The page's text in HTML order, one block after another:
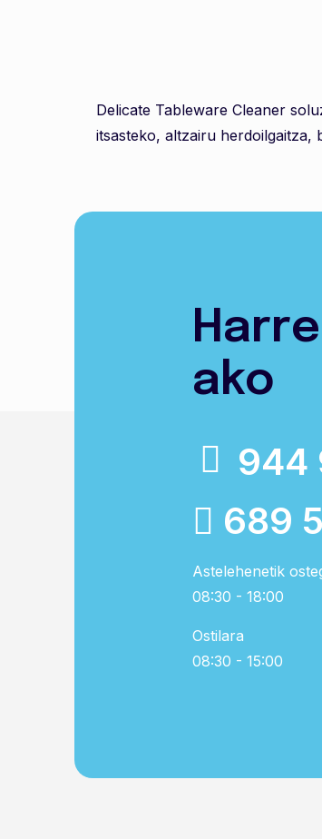
Delicate Tableware Cleaner
itsasteko, altzairu
ako
944
689
Astelehenetik
08:30 - 18:00
Ostilara
08:30 - 15:00